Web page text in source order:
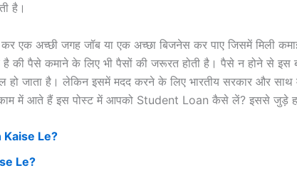
है।
एक अच्छी जगह जॉब या एक अच्छा बिजनेस कर पाए जिसमें मिली
की पैसे कमाने के लिए भी पैसों की जरूरत होती है। पैसे न होने से इस
हो जाता है। लेकिन इसमें मदद करने के लिए भारतीय सरकार और साथ
में आते हैं इस पोस्ट में आपको Student Loan कैसे लें? इससे जुड़े
Kaise Le?
Le?